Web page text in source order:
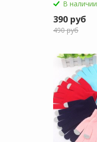
В наличии
390 руб
490 руб